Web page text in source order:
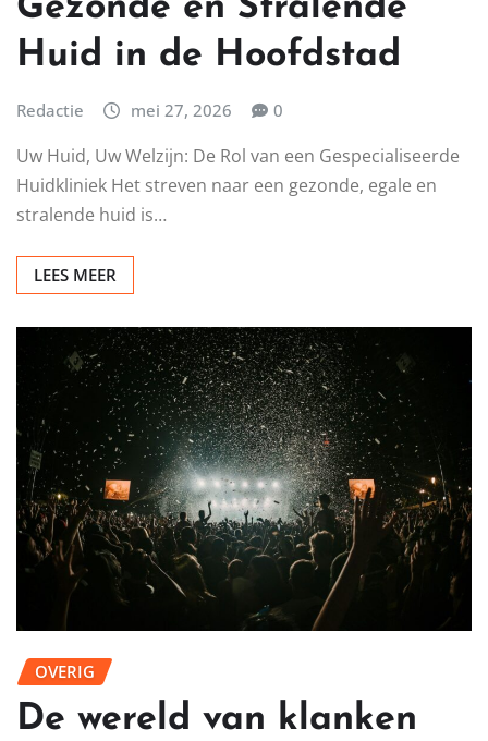
Gezonde en Stralende
Huid in de Hoofdstad
Redactie mei 27, 2026 0
Uw Huid, Uw Welzijn: De Rol van een Gespecialiseerde
Huidkliniek Het streven naar een gezonde, egale en
stralende huid is…
LEES MEER
OVERIG
De wereld van klanken